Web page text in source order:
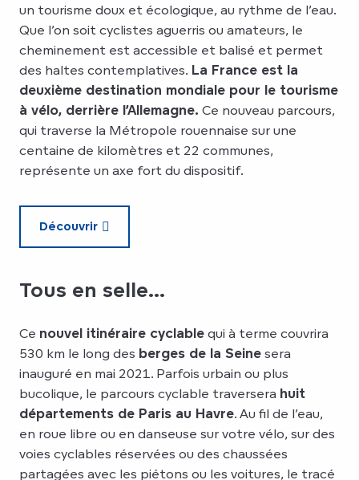
un tourisme doux et écologique, au rythme de l’eau.
Que l’on soit cyclistes aguerris ou amateurs, le
cheminement est accessible et balisé et permet
des haltes contemplatives. La France est la
deuxième destination mondiale pour le tourisme
à vélo, derrière l’Allemagne. Ce nouveau parcours,
qui traverse la Métropole rouennaise sur une
centaine de kilomètres et 22 communes,
représente un axe fort du dispositif.
Découvrir
Tous en selle...
Ce nouvel itinéraire cyclable qui à terme couvrira
530 km le long des berges de la Seine sera
inauguré en mai 2021. Parfois urbain ou plus
bucolique, le parcours cyclable traversera huit
départements de Paris au Havre. Au fil de l’eau,
en roue libre ou en danseuse sur votre vélo, sur des
voies cyclables réservées ou des chaussées
partagées avec les piétons ou les voitures, le tracé